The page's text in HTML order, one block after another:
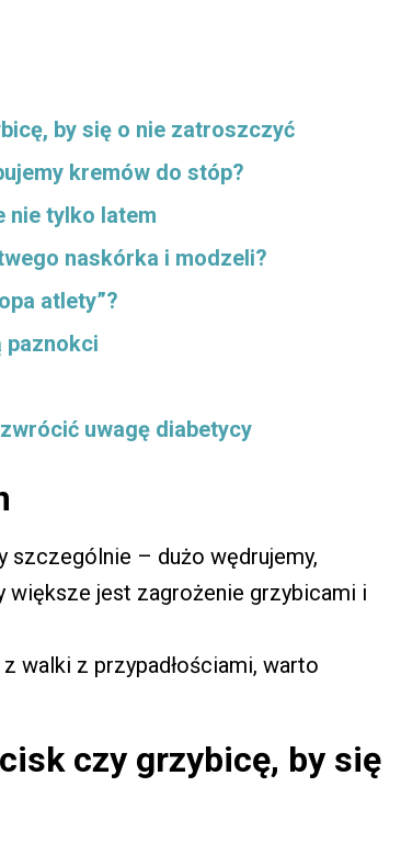
by się o nie zatroszczyć
kremów do stóp?
nie tylko latem
naskórka i modzeli?
atlety”?
paznokci
uwagę diabetycy
szczególnie – dużo wędrujemy,
większe jest zagrożenie grzybicami i
walki z przypadłościami, warto
czy grzybicę, by się